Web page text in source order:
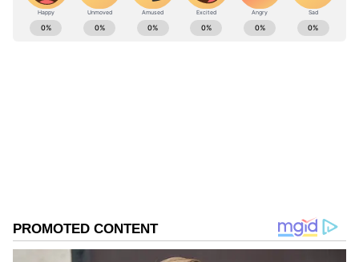
ಸಚಿವ ಸ್ಥಾನ ನೀಡುವ ಭರವಸೆ ನೀಡಿದ್ದರು.
ABOUT THE AUTHOR